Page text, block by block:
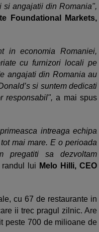
si angajatii din Romania",
Foundational Markets,
in economia Romaniei,
cu furnizori locali pe
angajati din Romania au
si suntem dedicati
responsabil", a mai spus
intreaga echipa
mai mare. E o perioada
pregatiti sa dezvoltam
lui Melo Hilli, CEO
cu 67 de restaurante in
ii trec pragul zilnic. Are
peste 700 de milioane de